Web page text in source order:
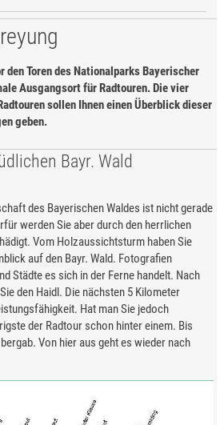
den Toren des Nationalparks Bayerischer
Ausgangsort für Radtouren. Die vier
sollen Ihnen einen Überblick dieser
geben.
Bayr. Wald
des Bayerischen Waldes ist nicht gerade
werden Sie aber durch den herrlichen
Vom Holzaussichtsturm haben Sie
auf den Bayr. Wald. Fotografien
Städte es sich in der Ferne handelt. Nach
den Haidl. Die nächsten 5 Kilometer
Hat man Sie jedoch
der Radtour schon hinter einem. Bis
Von hier aus geht es wieder nach